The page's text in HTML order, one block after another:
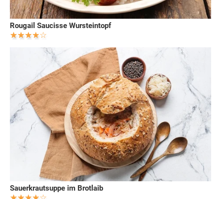
Rougail Saucisse Wursteintopf
Sauerkrautsuppe im Brotlaib